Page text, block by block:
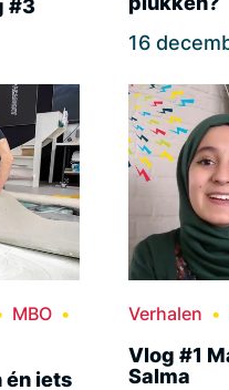
#3
16
MBO
én iets
Verhalen
Vlog #1
Salma